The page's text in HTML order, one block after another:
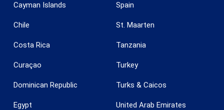
Cayman Islands
Chile
Costa Rica
Curaçao
Dominican Republic
Egypt
Spain
St. Maarten
Tanzania
Turkey
Turks & Caicos
United Arab Emirates